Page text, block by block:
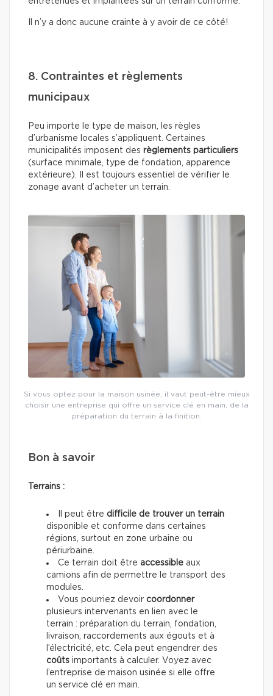
Il n’y a donc aucune crainte à y avoir de ce côté!
8. Contraintes et règlements
municipaux
Peu importe le type de maison, les règles
d’urbanisme locales s’appliquent. Certaines
municipalités imposent des règlements particuliers
(surface minimale, type de fondation, apparence
extérieure). Il est toujours essentiel de vérifier le
zonage avant d’acheter un terrain.
Si vous optez pour la maison usinée, il vaut peut-être mieux
choisir une entreprise qui offre un service clé en main, de la
préparation du terrain à la finition.
Bon à savoir
Terrains :
Il peut être difficile de trouver un terrain
disponible et conforme dans certaines
régions, surtout en zone urbaine ou
périurbaine.
Ce terrain doit être accessible aux
camions afin de permettre le transport des
modules.
Vous pourriez devoir coordonner
plusieurs intervenants en lien avec le
terrain : préparation du terrain, fondation,
livraison, raccordements aux égouts et à
l’électricité, etc. Cela peut engendrer des
coûts importants à calculer. Voyez avec
l’entreprise de maison usinée si elle offre
un service clé en main.